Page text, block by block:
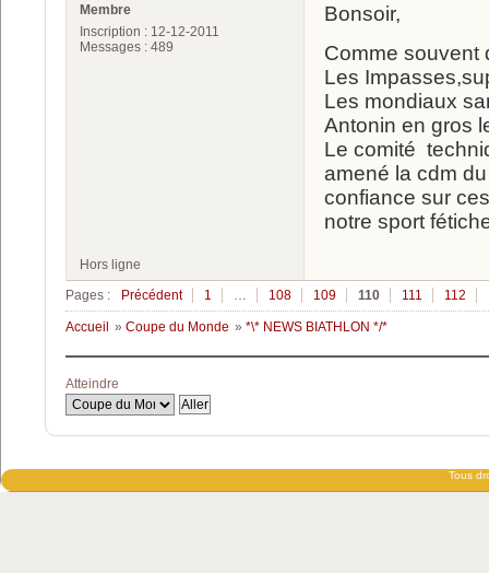
Membre
Inscription : 12-12-2011
Messages : 489
Bonsoir,
Comme souvent
Les
Les mondiaux
Antonin en gros
Le comité
amené la cdm
confiance sur
notre sport
Hors ligne
Pages :
Précédent 1 108 109 110 111 112
Accueil » Coupe du Monde » *\* NEWS BIATHLON */*
Atteindre
Tous